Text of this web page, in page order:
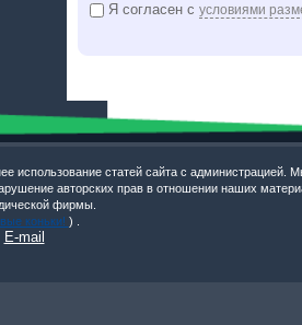
Я согласен с условиями
использование статей сайта с администрацией.
авторских прав в отношении наших
фирмы.
коньки! ) .
E-mail